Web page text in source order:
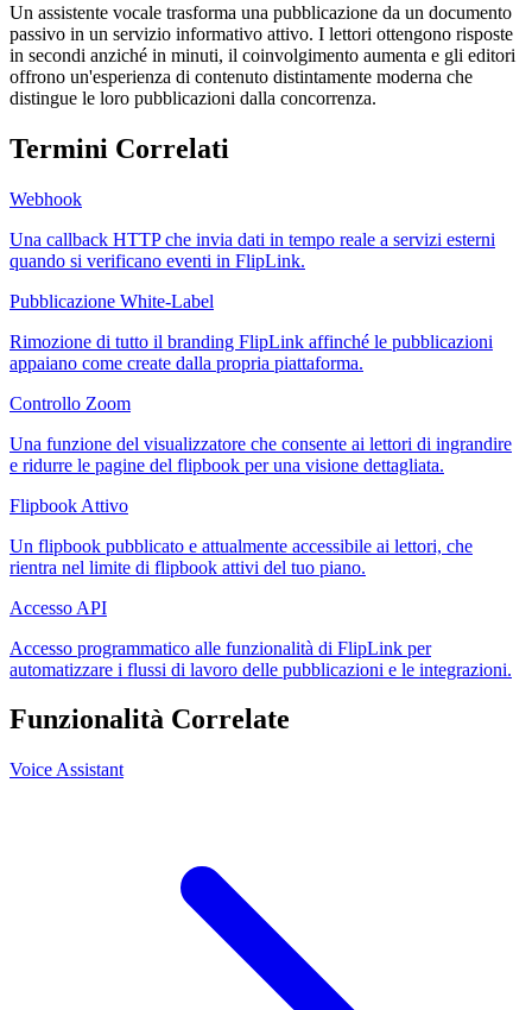
Un assistente vocale trasforma una pubblicazione da un documento
passivo in un servizio informativo attivo. I lettori ottengono risposte
in secondi anziché in minuti, il coinvolgimento aumenta e gli editori
offrono un'esperienza di contenuto distintamente moderna che
distingue le loro pubblicazioni dalla concorrenza.
Termini Correlati
Webhook
Una callback HTTP che invia dati in tempo reale a servizi esterni
quando si verificano eventi in FlipLink.
Pubblicazione White-Label
Rimozione di tutto il branding FlipLink affinché le pubblicazioni
appaiano come create dalla propria piattaforma.
Controllo Zoom
Una funzione del visualizzatore che consente ai lettori di ingrandire
e ridurre le pagine del flipbook per una visione dettagliata.
Flipbook Attivo
Un flipbook pubblicato e attualmente accessibile ai lettori, che
rientra nel limite di flipbook attivi del tuo piano.
Accesso API
Accesso programmatico alle funzionalità di FlipLink per
automatizzare i flussi di lavoro delle pubblicazioni e le integrazioni.
Funzionalità Correlate
Voice Assistant